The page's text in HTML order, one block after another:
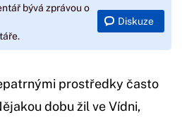
bývá zprávou o
Diskuze
prostředky často
dobu žil ve Vídni,